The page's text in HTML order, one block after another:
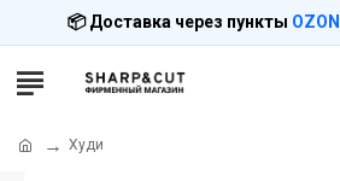
📦 Доставка через пункты OZON
Худи